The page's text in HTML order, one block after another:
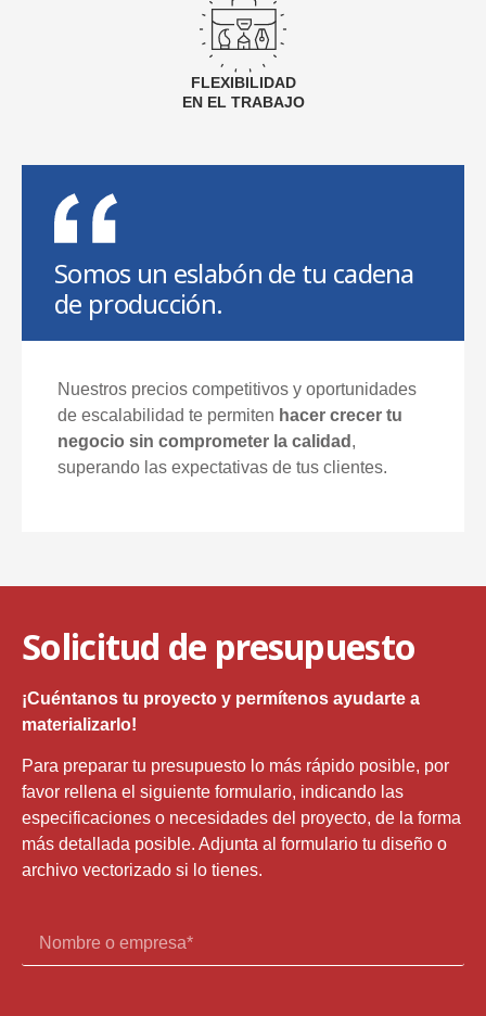
FLEXIBILIDAD
EN EL TRABAJO
Somos un eslabón de tu cadena
de producción.
Nuestros precios competitivos y oportunidades
de escalabilidad te permiten hacer crecer tu
negocio sin comprometer la calidad ,
superando las expectativas de tus clientes.
Solicitud de presupuesto
¡Cuéntanos tu proyecto y permítenos ayudarte a
materializarlo!
Para preparar tu presupuesto lo más rápido posible, por
favor rellena el siguiente formulario, indicando las
especificaciones o necesidades del proyecto, de la forma
más detallada posible. Adjunta al formulario tu diseño o
archivo vectorizado si lo tienes.